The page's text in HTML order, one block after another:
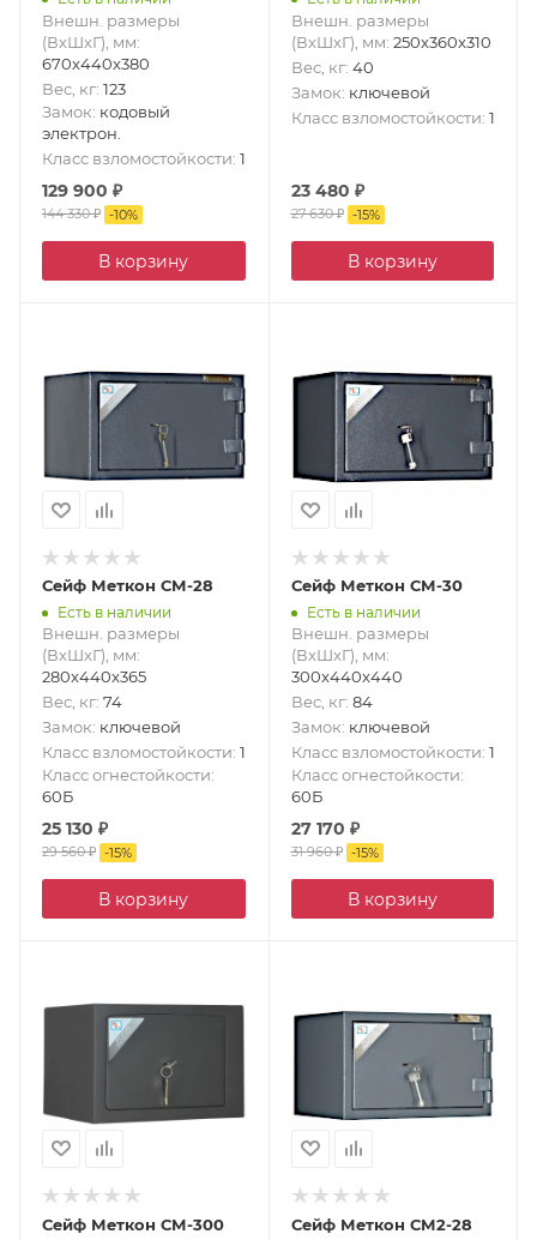
Внешн. размеры
(ВxШxГ), мм:
670x440x380
Вес, кг: 123
Замок: кодовый
электрон.
Класс взломостойкости: 1
129 900 ₽
144 330₽ -10%
В корзину
Внешн. размеры
(ВxШxГ), мм: 250x360x310
Вес, кг: 40
Замок: ключевой
Класс взломостойкости: 1
23 480 ₽
27 630₽ -15%
В корзину
Сейф Меткон СМ-28
Есть в наличии
Внешн. размеры
(ВxШxГ), мм:
280x440x365
Вес, кг: 74
Замок: ключевой
Класс взломостойкости: 1
Класс огнестойкости:
60Б
25 130 ₽
29 560₽ -15%
В корзину
Сейф Меткон СМ-30
Есть в наличии
Внешн. размеры
(ВxШxГ), мм:
300x440x440
Вес, кг: 84
Замок: ключевой
Класс взломостойкости: 1
Класс огнестойкости:
60Б
27 170 ₽
31 960₽ -15%
В корзину
Сейф Меткон СМ-300 Сейф Меткон СМ2-28